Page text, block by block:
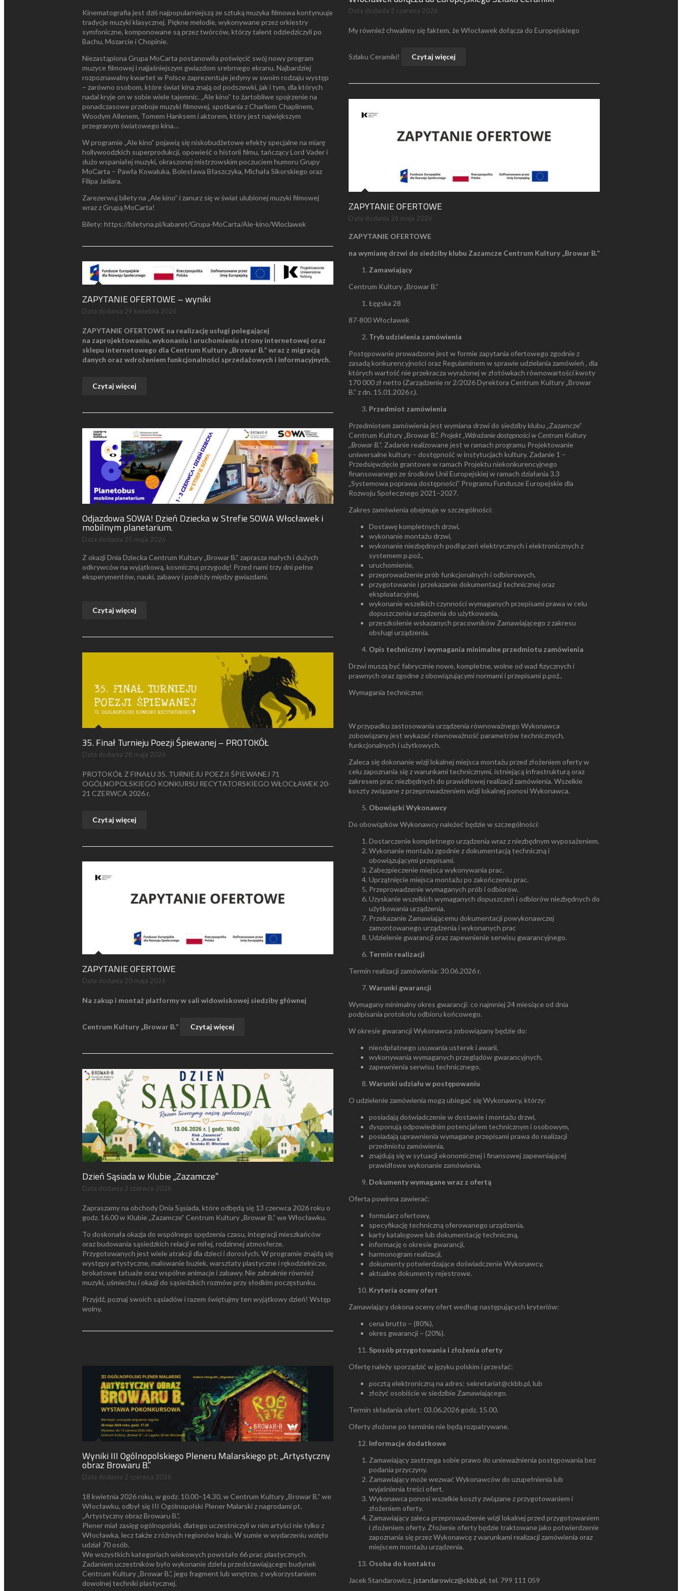
Kinematografia jest dziś najpopularniejszą ze sztuką muzyka filmowa kontynuuje
tradycje muzyki klasycznej. Piękne melodie, wykonywane przez orkiestry
symfoniczne, komponowane są przez twórców, którzy talent odziedziczyli po
Bachu, Mozarcie i Chopinie.
Niezastąpiona Grupa MoCarta postanowiła poświęcić swój nowy program
muzyce filmowej i najjaśniejszym gwiazdom srebrnego ekranu. Najbardziej
rozpoznawalny kwartet w Polsce zaprezentuje jedyny w swoim rodzaju występ
– zarówno osobom, które świat kina znają od podszewki, jak i tym, dla których
nadal kryje on w sobie wiele tajemnic. „Ale kino” to żartobliwe spojrzenie na
ponadczasowe przeboje muzyki filmowej, spotkania z Charliem Chaplinem,
Woodym Allenem, Tomem Hanksem i aktorem, który jest największym
przegranym światowego kina…
W programie „Ale kino” pojawią się niskobudżetowe efekty specjalne na miarę
hollywoodzkich superprodukcji, opowieść o historii filmu, tańczący Lord Vader i
dużo wspaniałej muzyki, okraszonej mistrzowskim poczuciem humoru Grupy
MoCarta – Pawła Kowaluka, Bolesława Błaszczyka, Michała Sikorskiego oraz
Filipa Jaślara.
Zarezerwuj bilety na „Ale kino” i zanurz się w świat ulubionej muzyki filmowej
wraz z Grupą MoCarta!
Bilety: https://biletyna.pl/kabaret/Grupa-MoCarta/Ale-kino/Wloclawek
Data dodania 2 czerwca 2026
My również chwalimy się faktem, że Włocławek dołącza do Europejskiego
Szlaku Ceramiki! Czytaj więcej
ZAPYTANIE OFERTOWE
Data dodania 26 maja 2026
ZAPYTANIE OFERTOWE
na wymianę drzwi do siedziby klubu Zazamcze Centrum Kultury „Browar B.”
Zamawiający
Centrum Kultury „Browar B.”
Łęgska 28
87-800 Włocławek
Tryb udzielenia zamówienia
Postępowanie prowadzone jest w formie zapytania ofertowego zgodnie z
zasadą konkurencyjności oraz Regulaminem w sprawie udzielania zamówień , dla
których wartość nie przekracza wyrażonej w złotówkach równowartości kwoty
170 000 zł netto (Zarządzenie nr 2/2026 Dyrektora Centrum Kultury „Browar
B.” z dn. 15.01.2026 r.).
Przedmiot zamówienia
Przedmiotem zamówienia jest wymiana drzwi do siedziby klubu „Zazamcze”
Centrum Kultury „Browar B.”. Projekt „Wdrażanie dostępności w Centrum Kultury
„Browar B.”. Zadanie realizowane jest w ramach programu Projektowanie
uniwersalne kultury – dostępność w instytucjach kultury. Zadanie 1 –
Przedsięwzięcie grantowe w ramach Projektu niekonkurencyjnego
finansowanego ze środków Unii Europejskiej w ramach działania 3.3
„Systemowa poprawa dostępności” Programu Fundusze Europejskie dla
Rozwoju Społecznego 2021–2027.
Zakres zamówienia obejmuje w szczególności:
Dostawę kompletnych drzwi,
wykonanie montażu drzwi,
wykonanie niezbędnych podłączeń elektrycznych i elektronicznych z
systemem p.poż.,
uruchomienie,
przeprowadzenie prób funkcjonalnych i odbiorowych,
przygotowanie i przekazanie dokumentacji technicznej oraz
eksploatacyjnej,
wykonanie wszelkich czynności wymaganych przepisami prawa w celu
dopuszczenia urządzenia do użytkowania,
przeszkolenie wskazanych pracowników Zamawiającego z zakresu
obsługi urządzenia.
Opis techniczny i wymagania minimalne przedmiotu zamówienia
Drzwi muszą być fabrycznie nowe, kompletne, wolne od wad fizycznych i
prawnych oraz zgodne z obowiązującymi normami i przepisami p.poż..
Wymagania techniczne:
W przypadku zastosowania urządzenia równoważnego Wykonawca
zobowiązany jest wykazać równoważność parametrów technicznych,
funkcjonalnych i użytkowych.
Zaleca się dokonanie wizji lokalnej miejsca montażu przed złożeniem oferty w
celu zapoznania się z warunkami technicznymi, istniejącą infrastrukturą oraz
zakresem prac niezbędnych do prawidłowej realizacji zamówienia. Wszelkie
koszty związane z przeprowadzeniem wizji lokalnej ponosi Wykonawca.
Obowiązki Wykonawcy
Do obowiązków Wykonawcy należeć będzie w szczególności:
Dostarczenie kompletnego urządzenia wraz z niezbędnym wyposażeniem.
Wykonanie montażu zgodnie z dokumentacją techniczną i
obowiązującymi przepisami.
Zabezpieczenie miejsca wykonywania prac.
Uprzątnięcie miejsca montażu po zakończeniu prac.
Przeprowadzenie wymaganych prób i odbiorów.
Uzyskanie wszelkich wymaganych dopuszczeń i odbiorów niezbędnych do
użytkowania urządzenia.
Przekazanie Zamawiającemu dokumentacji powykonawczej
zamontowanego urządzenia i wykonanych prac
Udzielenie gwarancji oraz zapewnienie serwisu gwarancyjnego.
Termin realizacji
Termin realizacji zamówienia: 30.06.2026 r.
Warunki gwarancji
Wymagany minimalny okres gwarancji: co najmniej 24 miesiące od dnia
podpisania protokołu odbioru końcowego.
W okresie gwarancji Wykonawca zobowiązany będzie do:
nieodpłatnego usuwania usterek i awarii,
wykonywania wymaganych przeglądów gwarancyjnych,
zapewnienia serwisu technicznego.
Warunki udziału w postępowaniu
O udzielenie zamówienia mogą ubiegać się Wykonawcy, którzy:
posiadają doświadczenie w dostawie i montażu drzwi,
dysponują odpowiednim potencjałem technicznym i osobowym,
posiadają uprawnienia wymagane przepisami prawa do realizacji
przedmiotu zamówienia,
znajdują się w sytuacji ekonomicznej i finansowej zapewniającej
prawidłowe wykonanie zamówienia.
Dokumenty wymagane wraz z ofertą
Oferta powinna zawierać:
formularz ofertowy,
specyfikację techniczną oferowanego urządzenia,
karty katalogowe lub dokumentację techniczną,
informację o okresie gwarancji,
harmonogram realizacji,
dokumenty potwierdzające doświadczenie Wykonawcy,
aktualne dokumenty rejestrowe.
Kryteria oceny ofert
Zamawiający dokona oceny ofert według następujących kryteriów:
cena brutto – (80%),
okres gwarancji – (20%).
Sposób przygotowania i złożenia oferty
Ofertę należy sporządzić w języku polskim i przesłać:
pocztą elektroniczną na adres: sekretariat@ckbb.pl, lub
złożyć osobiście w siedzibie Zamawiającego.
Termin składania ofert: 03.06.2026 godz. 15.00.
Oferty złożone po terminie nie będą rozpatrywane.
Informacje dodatkowe
Zamawiający zastrzega sobie prawo do unieważnienia postępowania bez
podania przyczyny.
Zamawiający może wezwać Wykonawców do uzupełnienia lub
wyjaśnienia treści ofert.
Wykonawca ponosi wszelkie koszty związane z przygotowaniem i
złożeniem oferty.
Zamawiający zaleca przeprowadzenie wizji lokalnej przed przygotowaniem
i złożeniem oferty. Złożenie oferty będzie traktowane jako potwierdzenie
zapoznania się przez Wykonawcę z warunkami realizacji zamówienia oraz
miejscem montażu urządzenia.
Osoba do kontaktu
Jacek Standarowicz, jstandarowicz@ckbb.pl, tel. 799 111 059
ZAPYTANIE OFERTOWE – wyniki
Data dodania 29 kwietnia 2026
ZAPYTANIE OFERTOWE na realizację usługi polegającej
na zaprojektowaniu, wykonaniu i uruchomieniu strony internetowej oraz
sklepu internetowego dla Centrum Kultury „Browar B.” wraz z migracją
danych oraz wdrożeniem funkcjonalności sprzedażowych i informacyjnych.
Czytaj więcej
Odjazdowa SOWA! Dzień Dziecka w Strefie SOWA Włocławek i
mobilnym planetarium.
Data dodania 25 maja 2026
Z okazji Dnia Dziecka Centrum Kultury „Browar B.” zaprasza małych i dużych
odkrywców na wyjątkową, kosmiczną przygodę! Przed nami trzy dni pełne
eksperymentów, nauki, zabawy i podróży między gwiazdami.
Czytaj więcej
35. Finał Turnieju Poezji Śpiewanej – PROTOKÓŁ
Data dodania 28 maja 2026
PROTOKÓŁ Z FINAŁU 35. TURNIEJU POEZJI ŚPIEWANEJ 71
OGÓLNOPOLSKIEGO KONKURSU RECYTATORSKIEGO WŁOCŁAWEK 20-
21 CZERWCA 2026 r.
Czytaj więcej
ZAPYTANIE OFERTOWE
Data dodania 20 maja 2026
Na zakup i montaż platformy w sali widowiskowej siedziby głównej
Centrum Kultury „Browar B.” Czytaj więcej
Dzień Sąsiada w Klubie „Zazamcze”
Data dodania 2 czerwca 2026
Zapraszamy na obchody Dnia Sąsiada, które odbędą się 13 czerwca 2026 roku o
godz. 16.00 w Klubie „Zazamcze” Centrum Kultury „Browar B.” we Włocławku.
To doskonała okazja do wspólnego spędzenia czasu, integracji mieszkańców
oraz budowania sąsiedzkich relacji w miłej, rodzinnej atmosferze.
Przygotowanych jest wiele atrakcji dla dzieci i dorosłych. W programie znajdą się
występy artystyczne, malowanie buziek, warsztaty plastyczne i rękodzielnicze,
brokatowe tatuaże oraz wspólne animacje i zabawy. Nie zabraknie również
muzyki, uśmiechu i okazji do sąsiedzkich rozmów przy słodkim poczęstunku.
Przyjdź, poznaj swoich sąsiadów i razem świętujmy ten wyjątkowy dzień! Wstęp
wolny.
Wyniki III Ogólnopolskiego Pleneru Malarskiego pt: „Artystyczny
obraz Browaru B.”
Data dodania 2 czerwca 2026
18 kwietnia 2026 roku, w godz. 10.00–14.30, w Centrum Kultury „Browar B.” we
Włocławku, odbył się III Ogólnopolski Plener Malarski z nagrodami pt.
„Artystyczny obraz Browaru B.”.
Plener miał zasięg ogólnopolski, dlatego uczestniczyli w nim artyści nie tylko z
Włocławka, lecz także z różnych regionów kraju. W sumie w wydarzeniu wzięło
udział 70 osób.
We wszystkich kategoriach wiekowych powstało 66 prac plastycznych.
Zadaniem uczestników było wykonanie dzieła przedstawiającego budynek
Centrum Kultury „Browar B.”, jego fragment lub wnętrze, z wykorzystaniem
dowolnej techniki plastycznej.